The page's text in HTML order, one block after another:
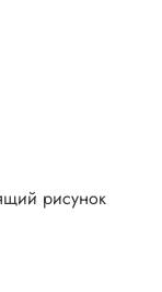
рисунок